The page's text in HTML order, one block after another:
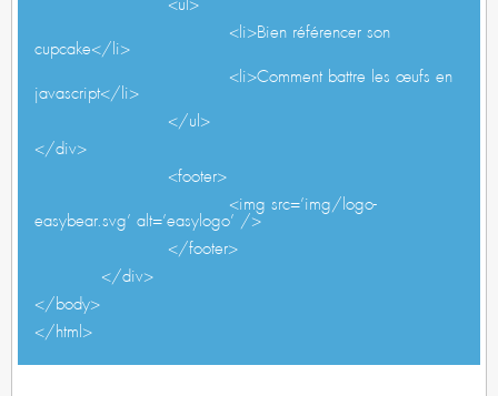
<li>Bien référencer son
cupcake</li>
<li>Comment battre les œufs en
javascript</li>
</ul>
</div>
<footer>
<img src=’img/logo-
easybear.svg’ alt=’easylogo’ />
</footer>
</div>
</body>
</html>